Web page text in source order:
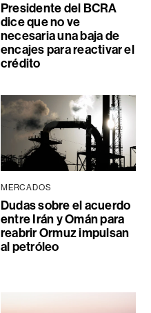
Presidente del BCRA
dice que no ve
necesaria una baja de
encajes para reactivar el
crédito
MERCADOS
Dudas sobre el acuerdo
entre Irán y Omán para
reabrir Ormuz impulsan
al petróleo